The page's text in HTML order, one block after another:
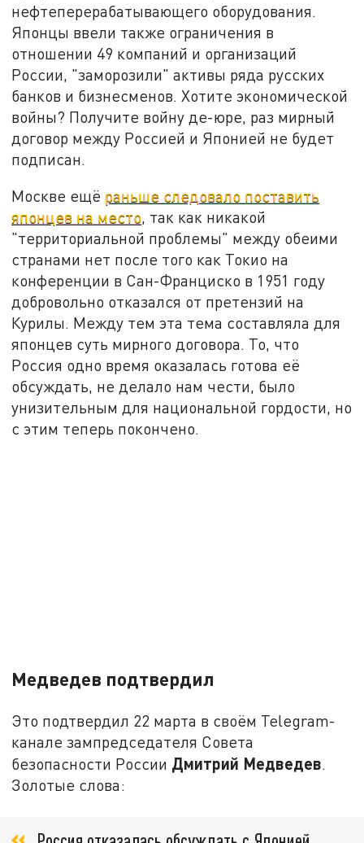
нефтеперерабатывающего оборудования.
Японцы ввели также ограничения в
отношении 49 компаний и организаций
России, "заморозили" активы ряда русских
банков и бизнесменов. Хотите экономической
войны? Получите войну де-юре, раз мирный
договор между Россией и Японией не будет
подписан.
Москве ещё раньше следовало поставить
японцев на место, так как никакой
"территориальной проблемы" между обеими
странами нет после того как Токио на
конференции в Сан-Франциско в 1951 году
добровольно отказался от претензий на
Курилы. Между тем эта тема составляла для
японцев суть мирного договора. То, что
Россия одно время оказалась готова её
обсуждать, не делало нам чести, было
унизительным для национальной гордости, но
с этим теперь покончено.
Медведев подтвердил
Это подтвердил 22 марта в своём Telegram-
канале зампредседателя Совета
безопасности России Дмитрий Медведев.
Золотые слова: